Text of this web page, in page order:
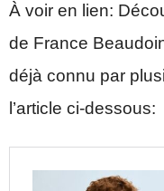
À voir en lien:
de France
déjà connu par
l’article ci-dessous: